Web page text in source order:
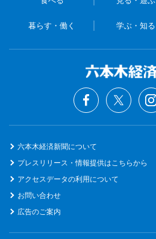
暮らす・働く 学ぶ・知る
六本木経済新聞について
プレスリリース・情報提供はこちらから
アクセスデータの利用について
お問い合わせ
広告のご案内